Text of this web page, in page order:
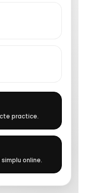
practice.
online.